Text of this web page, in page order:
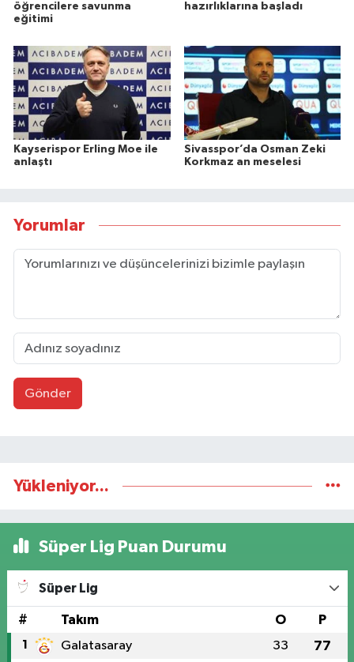
öğrencilere savunma
eğitimi
hazırlıklarına başladı
Kayserispor Erling Moe ile
anlaştı
Sivasspor’da Osman Zeki
Korkmaz an meselesi
Yorumlar
Gönder
Yükleniyor...
Süper Lig Puan Durumu
Süper Lig
# Takım O P
1 Galatasaray 33 77